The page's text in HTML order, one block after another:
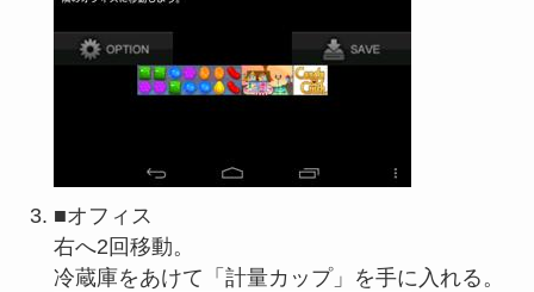
■オフィス
右へ2回移動。
冷蔵庫をあけて「計量カップ」を手に入れる。